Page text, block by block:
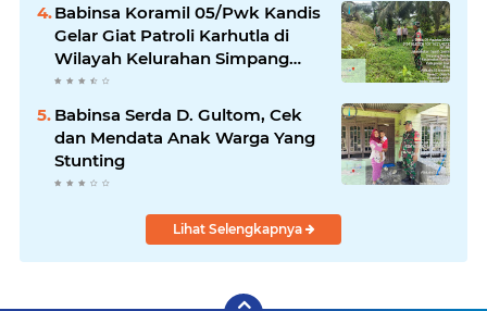
Babinsa Koramil 05/Pwk Kandis
Gelar Giat Patroli Karhutla di
Wilayah Kelurahan Simpang
Belutu
Babinsa Serda D. Gultom, Cek
dan Mendata Anak Warga Yang
Stunting
Lihat Selengkapnya